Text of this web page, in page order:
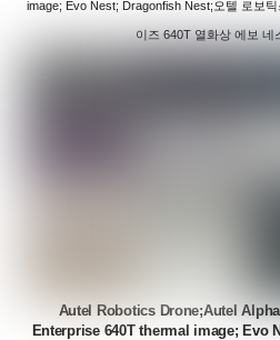
image; Evo Nest; Dragonfish Nest;오텔 로보
이즈 640T 열화상 에보 네
Autel Robotics Drone;Autel
Enterprise 640T thermal image; Evo